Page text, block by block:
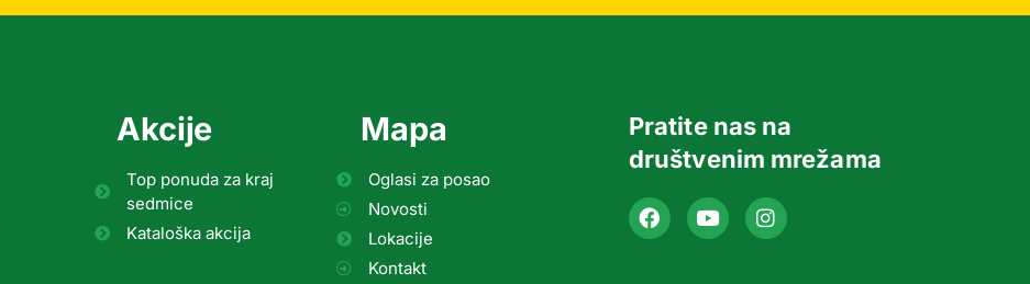
Akcije
Top ponuda za kraj
sedmice
Kataloška akcija
Mapa
Oglasi za posao
Novosti
Lokacije
Kontakt
Pratite nas na
društvenim mrežama